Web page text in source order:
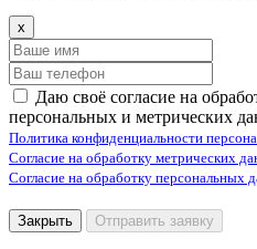
x
Даю своё согласие на
персональных и метрических
Политика конфиденциальности
Согласие на обработку метрических
Согласие на обработку персональных
Закрыть Отправить заявку